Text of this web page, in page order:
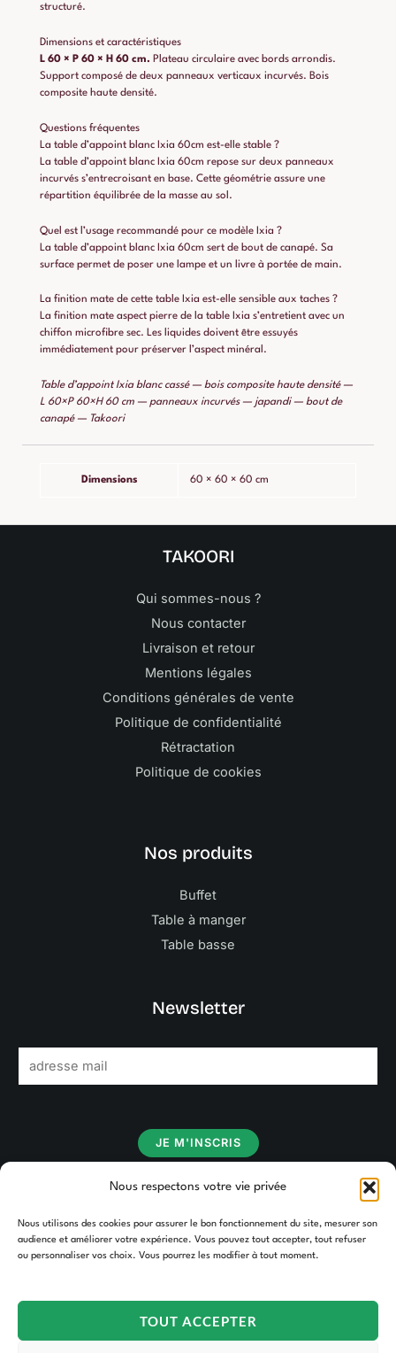
Nous respectons votre vie privée
Nous utilisons des cookies pour assurer le bon fonctionnement du site, mesurer son
audience et améliorer votre expérience. Vous pouvez tout accepter, tout refuser
ou personnaliser vos choix. Vous pourrez les modifier à tout moment.
TOUT ACCEPTER
structuré.
Dimensions et caractéristiques
L 60 × P 60 × H 60 cm. Plateau circulaire avec bords arrondis.
Support composé de deux panneaux verticaux incurvés. Bois
composite haute densité.
Questions fréquentes
La table d’appoint blanc Ixia 60cm est-elle stable ?
La table d’appoint blanc Ixia 60cm repose sur deux panneaux
incurvés s’entrecroisant en base. Cette géométrie assure une
répartition équilibrée de la masse au sol.
Quel est l’usage recommandé pour ce modèle Ixia ?
La table d’appoint blanc Ixia 60cm sert de bout de canapé. Sa
surface permet de poser une lampe et un livre à portée de main.
La finition mate de cette table Ixia est-elle sensible aux taches ?
La finition mate aspect pierre de la table Ixia s’entretient avec un
chiffon microfibre sec. Les liquides doivent être essuyés
immédiatement pour préserver l’aspect minéral.
Table d’appoint Ixia blanc cassé — bois composite haute densité —
L 60×P 60×H 60 cm — panneaux incurvés — japandi — bout de
canapé — Takoori
Dimensions 60 × 60 × 60 cm
TAKOORI
Qui sommes-nous ?
Nous contacter
Livraison et retour
Mentions légales
Conditions générales de vente
Politique de confidentialité
Rétractation
Politique de cookies
Nos produits
Buffet
Table à manger
Table basse
Newsletter
m
JE M'INSCRIS